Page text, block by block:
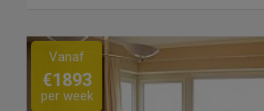
Previous
Vanaf
€1893
per week